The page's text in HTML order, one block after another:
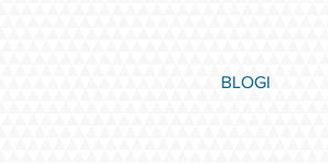
BLOGI